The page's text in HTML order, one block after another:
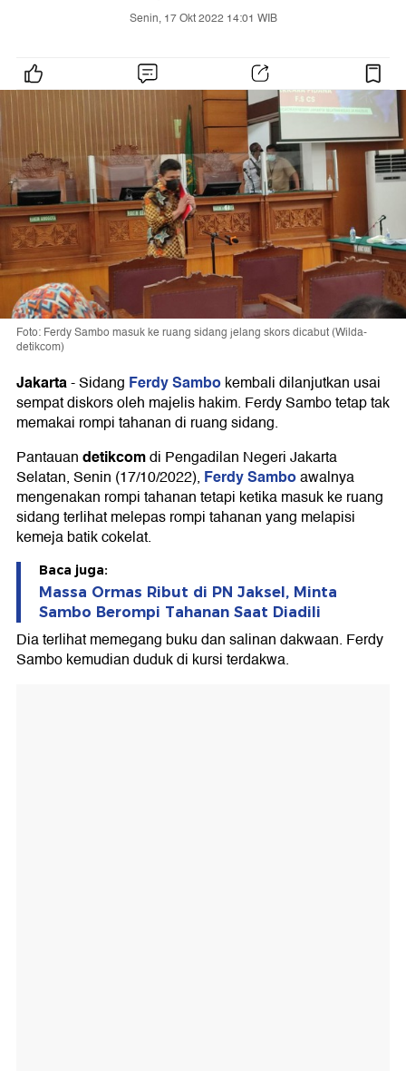
Senin, 17 Okt 2022 14:01 WIB
Foto: Ferdy Sambo masuk ke ruang sidang jelang skors dicabut (Wilda-
detikcom)
Jakarta-Sidang Ferdy Sambokembali dilanjutkan usai
sempat diskors oleh majelis hakim. Ferdy Sambo tetap tak
memakai rompi tahanan di ruang sidang.
Pantauandetikcomdi Pengadilan Negeri Jakarta
Selatan, Senin (17/10/2022), Ferdy Samboawalnya
mengenakan rompi tahanan tetapi ketika masuk ke ruang
sidang terlihat melepas rompi tahanan yang melapisi
kemeja batik cokelat.
Baca juga:
Massa Ormas Ribut di PN Jaksel, Minta
Sambo Berompi Tahanan Saat Diadili
Dia terlihat memegang buku dan salinan dakwaan. Ferdy
Sambo kemudian duduk di kursi terdakwa.